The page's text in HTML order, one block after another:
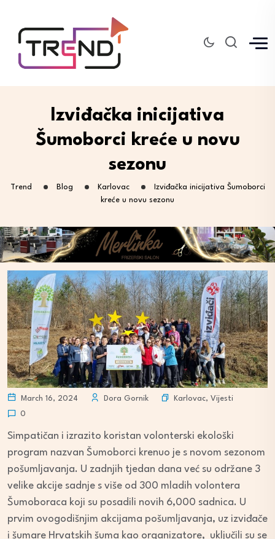
Izviđačka inicijativa
Šumoborci kreće u novu
sezonu
Trend Blog Karlovac
Izviđačka inicijativa Šumoborci
kreće u novu sezonu
March 16, 2024 Dora Gornik Karlovac, Vijesti
0
Simpatičan i izrazito koristan volonterski ekološki
program nazvan Šumoborci krenuo je s novom sezonom
pošumljavanja. U zadnjih tjedan dana već su održane 3
velike akcije sadnje s više od 300 mladih volontera
Šumoboraca koji su posadili novih 6,000 sadnica. U
prvim ovogodišnjim akcijama pošumljavanja, uz izviđače
i šumare Hrvatskih šuma kao organizatore, uključili su se